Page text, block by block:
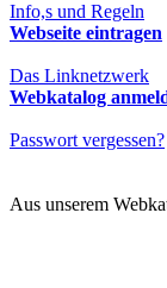
Info,s und Regeln
Webseite eintragen
Das Linknetzwerk
Webkatalog
Passwort vergessen?
Aus unserem